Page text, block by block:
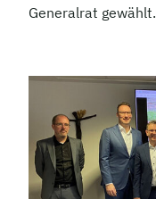
Generalrat gewählt.